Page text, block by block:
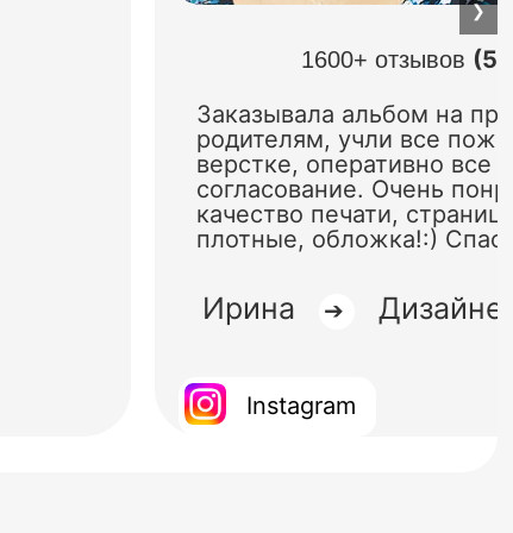
1600+ отзывов
Заказывала альбом на
родителям, учли все
верстке, оперативно все
согласование. Очень
качество печати,
плотные, обложка!:)
Ирина ➔
Instagram
❯